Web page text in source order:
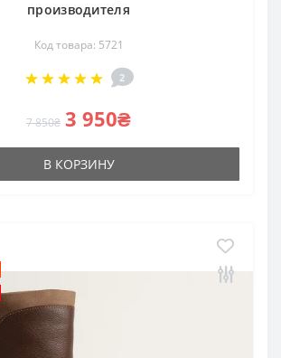
производителя
Код товара: 5721
2
7 850₴ 3 950₴
В КОРЗИНУ